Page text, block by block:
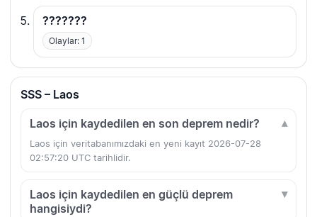
???????
Olaylar: 1
SSS – Laos
Laos için kaydedilen en son deprem nedir?
Laos için veritabanımızdaki en yeni kayıt 2026-07-28
02:57:20 UTC tarihlidir.
Laos için kaydedilen en güçlü deprem
hangisiydi?